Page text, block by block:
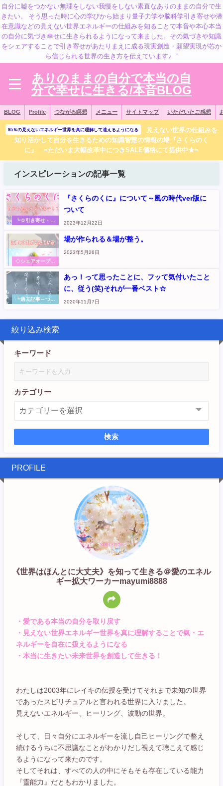
自分に嘘をつかない無理をしない我慢をしない素直なありのままの自分で生
きたい。 そう思った時に心の学びから始まり量子力学や脳科学引き寄せや潜
在意識などの見えない世界エネルギーの仕組みを知ることで本音や本心本当
の自分に気づき幸せに生きられるようになって来ました。その氣づきや知識
をシェアすることで引き寄せがあたりまえに成る現実創造・願望実現が芯か
ら信じられる世界の生き方を伝えています♪゛
ありのままの自分で本当の自
分で幸せに生きる/本音BLOG
BLOG Profile つながる瞑想 メニュー サイトマップ いただいたご感想
95％の見えないエネルギー世界を真に理解して遣えるようになる
見えない世界の仕組みを
知り活かして自分を生きるための知識智慧の情報の場『さくらのく
に』 =ただいま大幅改革中につきSALE価格にて提供中★=
インスピレーションの記事一覧
┗☆引き寄せ・お
アルな実践体験や
氣づきのシェア
（元『さくらのく
に』記事
『さくらのくに』について～風の時代ver版に
ついて
2023年12月22日
◇シェアオープン
伝えます
場が作られる＆場が整う。
2023年5月26日
┗過去記事～つぶ
あっ！って思ったことに、フッて気付いたこと
に、従う(笑)それが一番ベスト☆
2020年11月7日
絞り込み検索
キーワード
カテゴリー
検索
PROFILE
《世界はほんとに大丈夫》を知って生きる＠愛のエネル
ギー拡大ワーカーmayumi8888
・愛である本当の自分を取り戻す
・見えない世界エネルギー世界を真に理解することで氣・エ
ネルギーを自在に扱えるようになる
・本当に生きたい未来世界を創造して生きる！
わたしは2003年にレイキの伝授を受けてそれまで未知の世界
であったスピリチュアルと言われる世界に入りました。
見えないエネルギー、ヒーリング、波動の世界。
そして、日々自分にエネルギーを流し自己ヒーリングで整え
続けるうちに不思議なことがわかりだし視えて聴こえて感じ
るようになって来たのです。
そしてそれは、すべての人の中にそもそも存在している能力
『靈能力』だともわかりました。